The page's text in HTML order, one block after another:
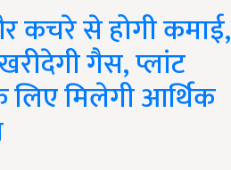
कचरे से होगी कमाई,
गैस, प्लांट
मिलेगी आर्थिक